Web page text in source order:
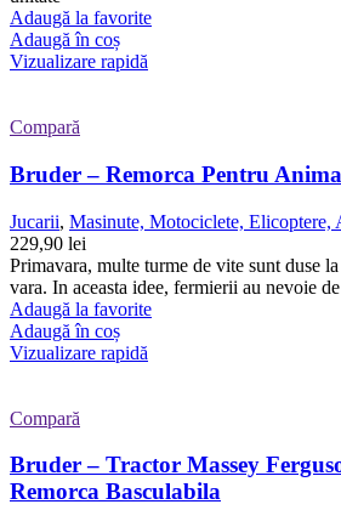
Adaugă la favorite
Adaugă în coș
Vizualizare rapidă
Compară
Bruder – Remorca Pentru
Jucarii, Masinute, Motociclete, Elicoptere,
229,90 lei
Primavara, multe turme de vite sunt duse
vara. In aceasta idee, fermierii au nevoie de
Adaugă la favorite
Adaugă în coș
Vizualizare rapidă
Compară
Bruder – Tractor Massey
Remorca Basculabila